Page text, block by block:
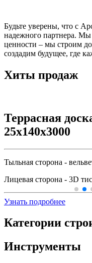
Будьте уверены, что с
надежного партнера. Мы
ценности – мы строим
создадим будущее, где
Хиты продаж
Террасная
25x140x3000
Тыльная сторона -
Лицевая сторона - 3D
Узнать подробнее
Категории
Инструменты